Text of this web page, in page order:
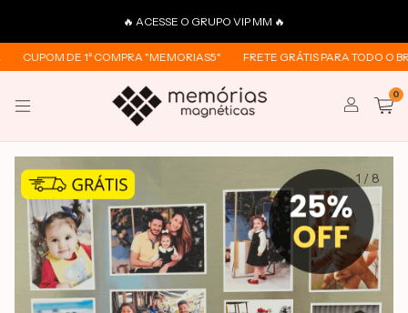
🔥 ACESSE O GRUPO VIP MM 🔥
CUPOM DE 1ª COMPRA "MEMORIAS5" FRETE GRÁTIS PARA TODO O
0
1 / 8